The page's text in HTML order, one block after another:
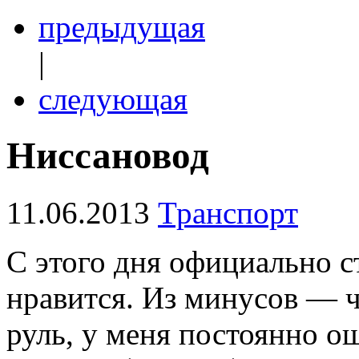
предыдущая
|
следующая
Ниссановод
11.06.2013 Транспорт
С этого дня официально
нравится. Из минусов —
руль, у меня постоянно